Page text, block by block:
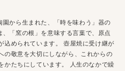
園から生まれた、「時を味わう」器の
、「窯の根」を意味する言葉で、原点
込められています。 壺屋焼に受け継が
の敬意を大切にしながら、これからの
かたちにしています。 人生のなかで繰